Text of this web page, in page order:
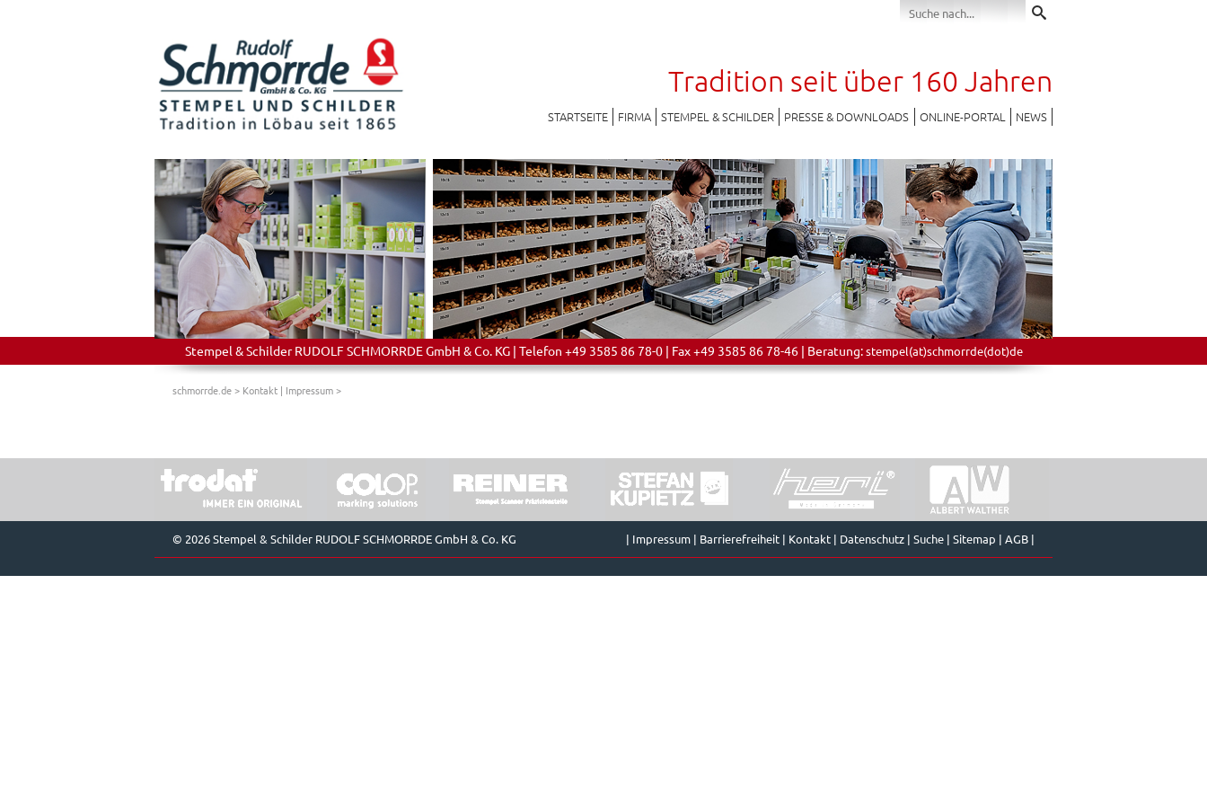
Tradition seit über 160 Jahren
STARTSEITE FIRMA STEMPEL & SCHILDER PRESSE & DOWNLOADS ONLINE-PORTAL NEWS
Stempel & Schilder RUDOLF SCHMORRDE GmbH & Co. KG | Telefon +49 3585 86 78-0 | Fax +49 3585 86 78-46 | Beratung:stempel(at)schmorrde(dot)de
schmorrde.de> Kontakt | Impressum>
© 2026 Stempel & Schilder RUDOLF SCHMORRDE GmbH & Co. KG | Impressum | Barrierefreiheit | Kontakt | Datenschutz | Suche | Sitemap | AGB |